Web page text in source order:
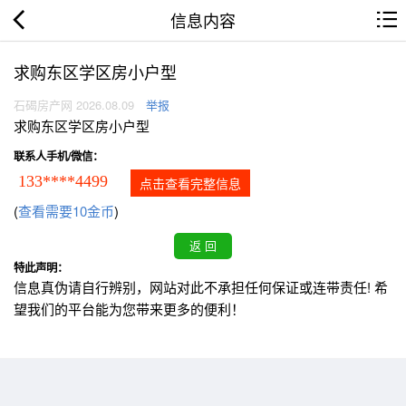
信息内容
求购东区学区房小户型
石碣房产网 2026.08.09 举报
求购东区学区房小户型
联系人手机/微信：
133****4499 点击查看完整信息
(查看需要10金币)
特此声明：
信息真伪请自行辨别，网站对此不承担任何保证或连带责任! 希
望我们的平台能为您带来更多的便利！